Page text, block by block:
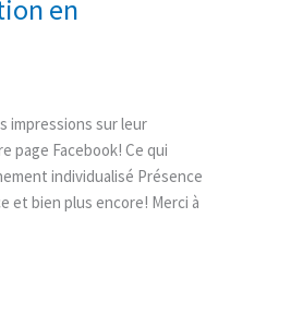
en
impressions sur leur
page Facebook! Ce qui
individualisé Présence
et bien plus encore! Merci à